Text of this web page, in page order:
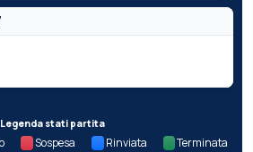
Legenda stati partita
Sospesa Rinviata Terminata